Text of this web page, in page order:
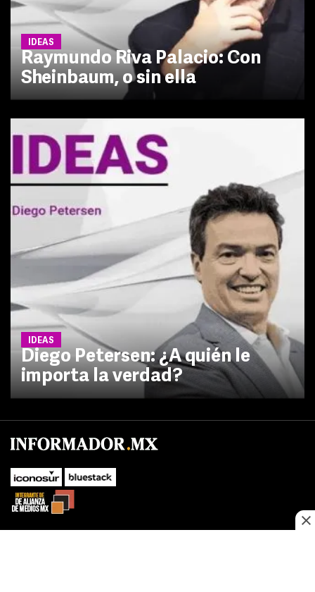
IDEAS
Raymundo Riva Palacio: Con
Sheinbaum, o sin ella
IDEAS
Diego Petersen: ¿A quién le
importa la verdad?